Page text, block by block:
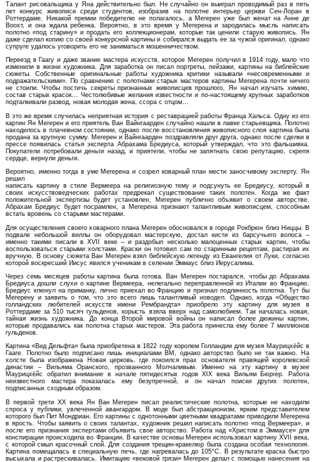
Талант рисовальщика у Яна действительно был. Не случайно он выиграл проводимый раз в пять
лет конкурс живописи среди студентов, изобразив на полотне интерьер церкви Сен-Лоран в
Роттердаме. Никакой премии победителю не полагалось, а Мегерен уже был женат на Анне де
Воохт, и она ждала ребенка. Вероятно, в это время у Мегерена и зародилась мысль написать
полотно «под старину» и продать его коллекционерам, которые так ценили старую живопись. Ян
даже сделал копию со своей конкурсной картины и собирался выдать ее за чужой оригинал, однако
супруге удалось уговорить его не заниматься мошенничеством.
Переезд в Гаагу и даже звание мастера искусств, которое Мегерен получил в 1914 году, мало что
изменили в жизни художника. Для заработка он писал портреты, пейзажи, картины на библейские
сюжеты. Собственные оригинальные работы художника критики называли «несовременными и
подражательскими». По сравнению с полотнами старых мастеров картины Мегерена почти ничего
не стоили. Чтобы постичь секреты признанных живописцев прошлого, Ян начал изучать химию,
состав старых красок… Честолюбивые желания известности и по-настоящему крупных заработков
подталкивали развод, новая молодая жена, ссора с отцом…
В это же время случилась неприятная история с реставрацией работы Франца Хальса. Одну из его
картин Ян Мегерен и его приятель Ван Вайнгаарден случайно нашли в лавке старьевщика. Полотно
находилось в плачевном состоянии, однако после восстановления живописного слоя картина была
продана за крупную сумму. Мегерен и Вайнгаарден поздравляли друг друга, однако после сделки в
прессе появилась статья эксперта Абрахама Бредиуса, который утверждал, что это фальшивка.
Покупатели потребовали деньги назад, и приятели, чтобы не запятнать свою репутацию, скрепя
сердце, вернули деньги.
Вероятно, именно тогда в уме Мегерена и созрел коварный план мести заносчивому эксперту. Ян
решил
написать картину в стиле Вермеера на религиозную тему и подсунуть ее Бредиусу, который в
своих искусствоведческих работах предрекал существование таких полотен. Когда же факт
положительной экспертизы будет установлен, Мегерен публично объявит о своем авторстве.
Абрахам Бредиус будет посрамлен, а Мегерена признают талантливым живописцем, способным
встать вровень со старыми мастерами.
Для осуществления своего коварного плана Мегерен обосновался в городе Рокбрюн близ Ниццы. В
подвале небольшой виллы он оборудовал мастерскую, достал кисти из барсучьего волоса –
именно такими писали в XVII веке – и раздобыл несколько малоценных старых картин, чтобы
воспользоваться старыми холстами. Краски он готовил сам по старинным рецептам, растирая их
вручную. В основу сюжета Ван Мегерен взял библейскую легенду из Евангелия от Луки, согласно
которой воскресший Иисус явился ученикам в селении Эммаус близ Иерусалима.
Через семь месяцев работы картина была готова. Ван Мегерен постарался, чтобы до Абрахама
Бредиуса дошли слухи о картине Вермеера, нелегально переправленной из Италии во Францию.
Бредиус клюнул на приманку, лично приехал во Францию и признал подлинность полотна. Тут бы
Мегерену и заявить о том, что это всего лишь талантливый новодел. Однако, когда «Общество
голландских любителей искусств имени Рембрандта» приобрело эту картину для музея в
Роттердаме за 510 тысяч гульденов, корысть взяла вверх над самолюбием. Так началась новая,
тайная жизнь художника. До конца Второй мировой войны он написал более дюжины картин,
которые продавались как полотна старых мастеров. Эта работа принесла ему более 7 миллионов
гульденов.
Картина «Вид Дельфта» была приобретена в 1822 году королем Голландии для музея Маурицхёйс в
Гааге. Полотно было подписано лишь инициалами ВМ, однако авторство было не так важно. На
холсте была изображена Новая церковь, где покоился прах основателя правящей королевской
династии – Вильяма Оранского, прозванного Молчаливым. Именно на эту картину в музее
Маурицхёйс обратил внимание в начале пятидесятых годов XIX века Вильям Бюргер. Работа
неизвестного мастера показалась ему безупречной, и он начал поиски других полотен,
подписанных сходным образом.
В первой трети XX века Ян Ван Мегерен писал реалистические полотна, которые не находили
спроса у публики, увлеченной авангардом. В моде был абстракционизм, ярким представителем
которого был Пит Мондриан. Его картины с однотонными цветными квадратами приводили Мегерена
в ярость. Чтобы заявить о своих талантах, художник решил написать полотно «под Вермеера», и
после его признания экспертами объявить свое авторство. Работа над «Христом в Эммаусе» для
конспирации происходила во Франции. В качестве основы Мегерен использовал картину XVII века,
с которой смыл красочный слой. Для создания трещин-кракелюр была создана особая технология.
Картина помещалась в специальную печь, где нагревалась до 105°С. В результате краска быстро
высыхала и растрескивалась. Имитацию «вековой грязи» Мегерен делал с помощью нанесения на